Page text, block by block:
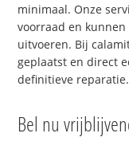
minimaal. Onze
voorraad en
uitvoeren. Bij
geplaatst en direct
definitieve reparatie.
Bel nu